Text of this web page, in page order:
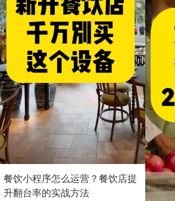
餐饮小程序怎么运营？餐饮店提
升翻台率的实战方法